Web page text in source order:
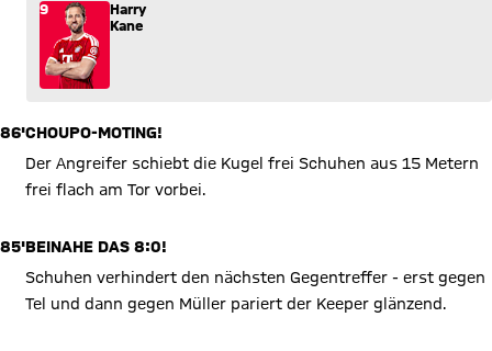
9
Harry
Kane
86'CHOUPO-MOTING!
Der Angreifer schiebt die Kugel frei Schuhen aus 15 Metern
frei flach am Tor vorbei.
85'BEINAHE DAS 8:0!
Schuhen verhindert den nächsten Gegentreffer - erst gegen
Tel und dann gegen Müller pariert der Keeper glänzend.